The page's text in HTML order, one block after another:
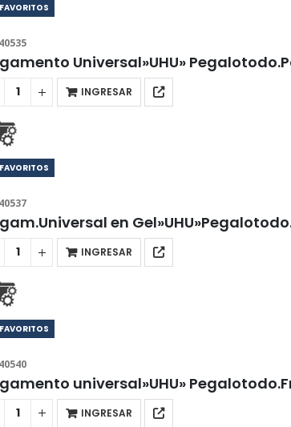
Universal»UHU»
INGRESAR
en
INGRESAR
universal»UHU»
INGRESAR